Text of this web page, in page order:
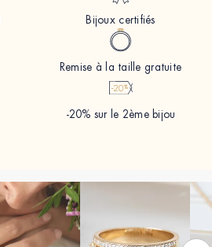
Bijoux certifiés
Remise à la taille gratuite
-20% sur le 2ème bijou